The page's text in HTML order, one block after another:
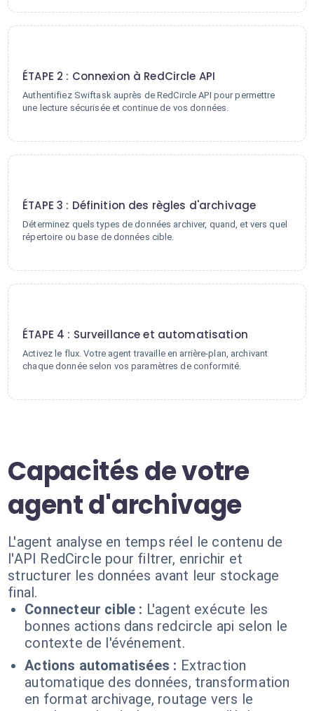
ÉTAPE 2 : Connexion à RedCircle API
Authentifiez Swiftask auprès de RedCircle API pour permettre
une lecture sécurisée et continue de vos données.
ÉTAPE 3 : Définition des règles d'archivage
Déterminez quels types de données archiver, quand, et vers quel
répertoire ou base de données cible.
ÉTAPE 4 : Surveillance et automatisation
Activez le flux. Votre agent travaille en arrière-plan, archivant
chaque donnée selon vos paramètres de conformité.
Capacités de votre
agent d'archivage
L'agent analyse en temps réel le contenu de
l'API RedCircle pour filtrer, enrichir et
structurer les données avant leur stockage
final.
Connecteur cible : L'agent exécute les
bonnes actions dans redcircle api selon le
contexte de l'événement.
Actions automatisées : Extraction
automatique des données, transformation
en format archivage, routage vers le